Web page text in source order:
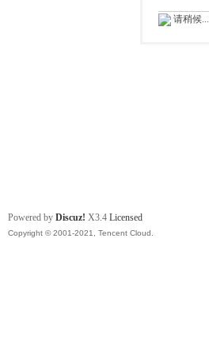
请稍候...
Powered by Discuz! X3.4 Licensed
Copyright © 2001-2021, Tencent Cloud.